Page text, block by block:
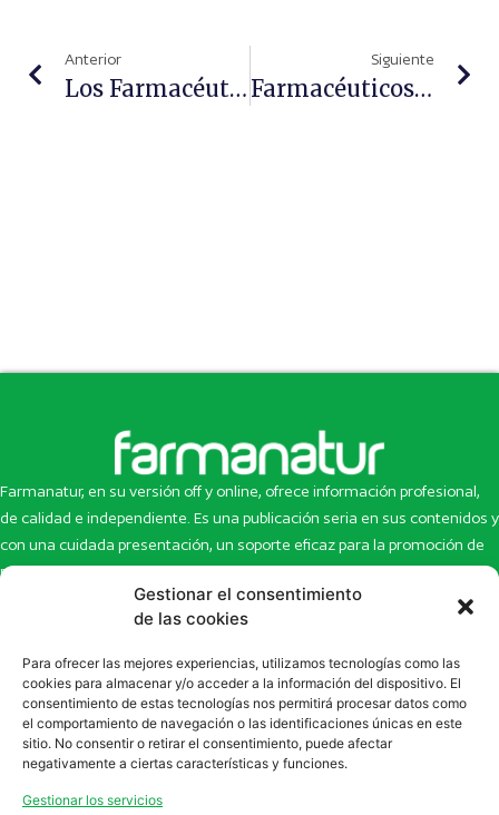
Gestionar el consentimiento
de las cookies
Para ofrecer las mejores experiencias, utilizamos tecnologías como las
cookies para almacenar y/o acceder a la información del dispositivo. El
consentimiento de estas tecnologías nos permitirá procesar datos como
el comportamiento de navegación o las identificaciones únicas en este
sitio. No consentir o retirar el consentimiento, puede afectar
negativamente a ciertas características y funciones.
Gestionar los servicios
Anterior
Los Farmacéuticos, Agentes Activos En La Divulgación De La Vacunación Frente A Enfermedades Contagiosas
Siguiente
Farmacéuticos De Toledo Actualizan Su Formación En Las Vacunas Del Rotavirus Y El Meningococo
Farmanatur, en su versión off y online, ofrece información profesional,
de calidad e independiente. Es una publicación seria en sus contenidos y
con una cuidada presentación, un soporte eficaz para la promoción de
productos y novedades.
Inicio
Newsletter
Eco Multimedia
Contacto
Artículos
Escaparate
Enlaces de interés
SUSCRÍBETE A NUESTRO NEWSLETTER
la sección deNewsletter